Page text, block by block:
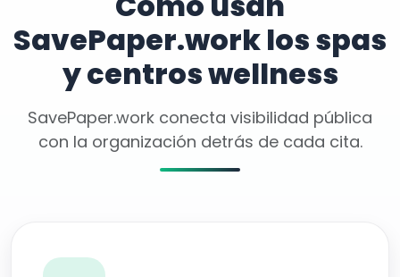
SavePaper.work los spas
y centros wellness
SavePaper.work conecta visibilidad pública
con la organización detrás de cada cita.